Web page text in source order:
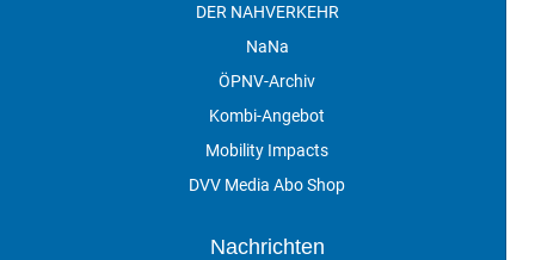
DER NAHVERKEHR
NaNa
ÖPNV-Archiv
Kombi-Angebot
Mobility Impacts
DVV Media Abo Shop
Nachrichten